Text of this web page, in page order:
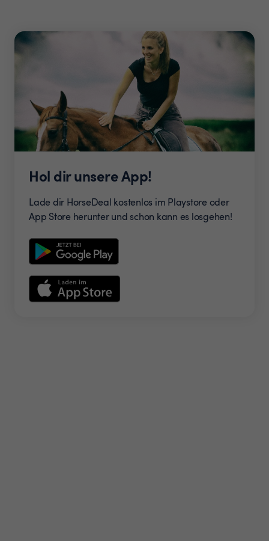
Hol dir unsere App!
Lade dir HorseDeal kostenlos im Playstore oder
App Store herunter und schon kann es losgehen!